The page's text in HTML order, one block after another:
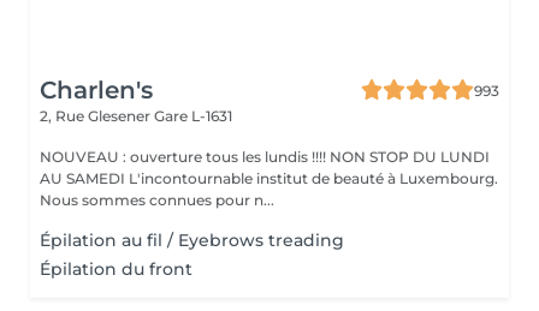
Charlen's
993
2, Rue Glesener Gare L-1631
NOUVEAU : ouverture tous les lundis !!!! NON STOP DU LUNDI
AU SAMEDI L'incontournable institut de beauté à Luxembourg.
Nous sommes connues pour n...
Épilation au fil / Eyebrows treading
Épilation du front